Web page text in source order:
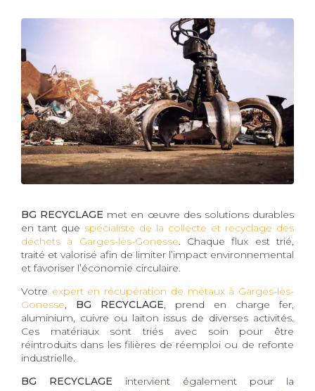
BG RECYCLAGE met en œuvre des solutions durables
en tant que spécialiste de la collecte et recyclage des
déchets à Garges-lès-Gonesse. Chaque flux est trié,
traité et valorisé afin de limiter l’impact environnemental
et favoriser l’économie circulaire.
Votre expert en récupération de métaux à Garges-lès-
Gonesse, BG RECYCLAGE, prend en charge fer,
aluminium, cuivre ou laiton issus de diverses activités.
Ces matériaux sont triés avec soin pour être
réintroduits dans les filières de réemploi ou de refonte
industrielle.
BG RECYCLAGE intervient également pour la